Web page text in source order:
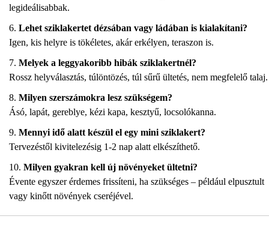
legideálisabbak.
Lehet sziklakertet dézsában vagy ládában is kialakítani?
Igen, kis helyre is tökéletes, akár erkélyen, teraszon is.
Melyek a leggyakoribb hibák sziklakertnél?
Rossz helyválasztás, túlöntözés, túl sűrű ültetés, nem megfelelő talaj.
Milyen szerszámokra lesz szükségem?
Ásó, lapát, gereblye, kézi kapa, kesztyű, locsolókanna.
Mennyi idő alatt készül el egy mini sziklakert?
Tervezéstől kivitelezésig 1-2 nap alatt elkészíthető.
Milyen gyakran kell új növényeket ültetni?
Évente egyszer érdemes frissíteni, ha szükséges – például elpusztult
vagy kinőtt növények cseréjével.